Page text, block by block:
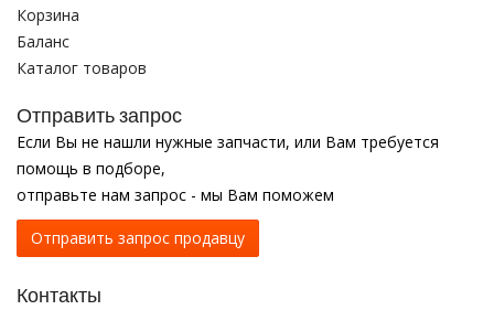
Корзина
Баланс
Каталог товаров
Отправить запрос
Если Вы не нашли нужные запчасти, или Вам требуется
помощь в подборе,
отправьте нам запрос - мы Вам поможем
Отправить запрос продавцу
Контакты